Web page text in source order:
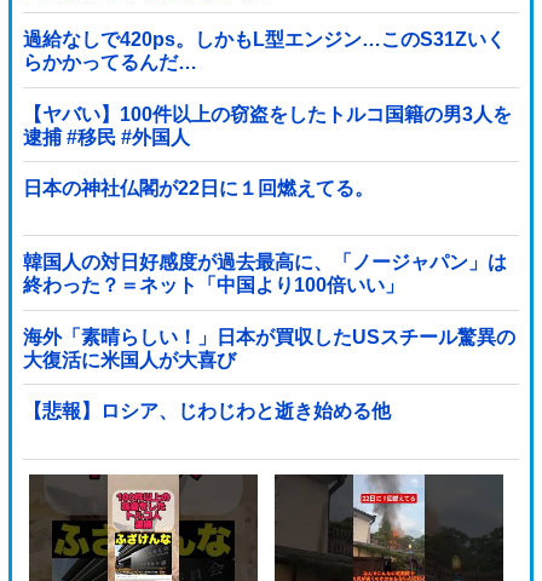
過給なしで420ps。しかもL型エンジン…このS31Zいく
らかかってるんだ…
【ヤバい】100件以上の窃盗をしたトルコ国籍の男3人を
逮捕 #移民 #外国人
日本の神社仏閣が22日に１回燃えてる。
韓国人の対日好感度が過去最高に、「ノージャパン」は
終わった？＝ネット「中国より100倍いい」
海外「素晴らしい！」日本が買収したUSスチール驚異の
大復活に米国人が大喜び
【悲報】ロシア、じわじわと逝き始める他